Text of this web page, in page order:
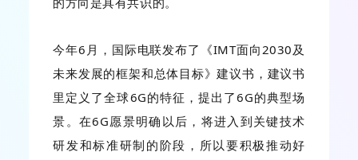
今年6月，国际电联发布了《IMT面向2030及
未来发展的框架和总体目标》建议书，建议书
里定义了全球6G的特征，提出了6G的典型场
景。在6G愿景明确以后，将进入到关键技术
研发和标准研制的阶段，所以要积极推动好